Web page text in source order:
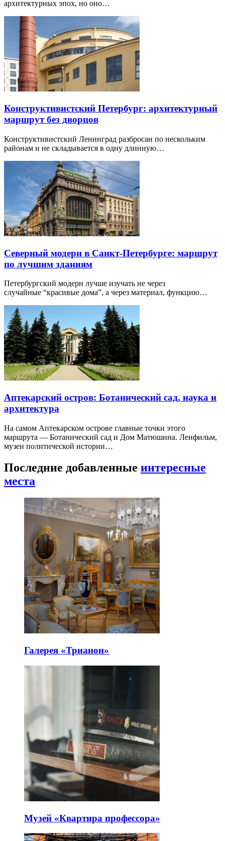
архитектурных эпох, но оно…
Конструктивистский Петербург: архитектурный
маршрут без дворцов
Конструктивистский Ленинград разбросан по нескольким
районам и не складывается в одну длинную…
Северный модерн в Санкт-Петербурге: маршрут
по лучшим зданиям
Петербургский модерн лучше изучать не через
случайные “красивые дома”, а через материал, функцию…
Аптекарский остров: Ботанический сад, наука и
архитектура
На самом Аптекарском острове главные точки этого
маршрута — Ботанический сад и Дом Матюшина. Ленфильм,
музеи политической истории…
Последние добавленные интересные
места
Галерея «Трианон»
Музей «Квартира профессора»